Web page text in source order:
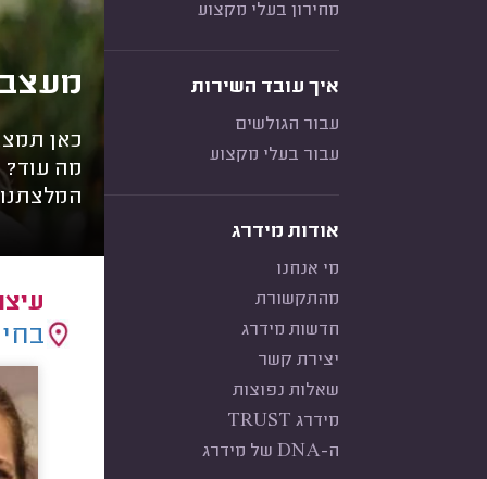
מחירון בעלי מקצוע
איך עובד השירות
עבור הגולשים
עבור בעלי מקצוע
אודות מידרג
מי אנחנו
מהתקשורת
חדשות מידרג
יצירת קשר
שאלות נפוצות
מידרג TRUST
ה-DNA של מידרג
מעצבות
כאן
מה עוד?